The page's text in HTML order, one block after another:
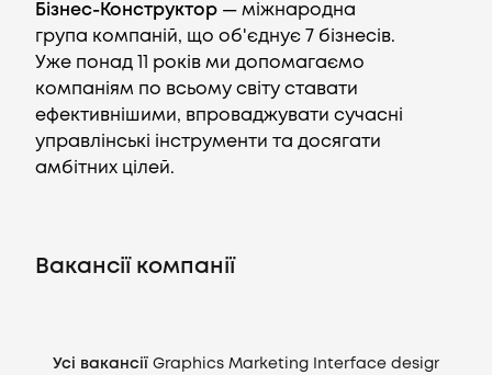
Бізнес-Конструктор — міжнародна
група компаній, що об'єднує 7 бізнесів.
Уже понад 11 років ми допомагаємо
компаніям по всьому світу ставати
ефективнішими, впроваджувати сучасні
управлінські інструменти та досягати
амбітних цілей.
Вакансії компанії
Усі вакансії Graphics Marketing Interface design